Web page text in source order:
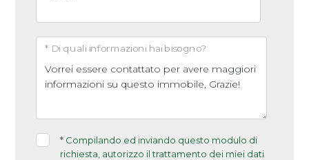
* Di quali informazioni hai bisogno?
* Compilando ed inviando questo modulo di
richiesta, autorizzo il trattamento dei miei dati